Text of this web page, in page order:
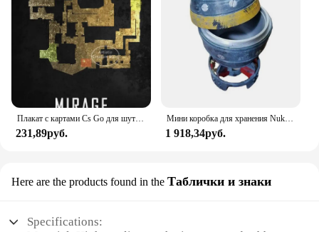
Плакат с картами Cs Go для шутера от первого лица, игра пыль 2, карта Nuke, черная Печать на холсте, картины на стену для игровой комнаты, Настенный декор
231,89руб.
Мини коробка для хранения Nuke Bomb, ретро Статуэтка из смолы, настольные художественные поделки, Декор для дома, спальни, офиса, настольное украшение, отличный подарок
1 918,34руб.
Here are the products found in the Таблички и знаки
Specifications: